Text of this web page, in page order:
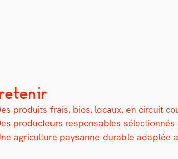
pro­duits frais, bios, locaux, en cir­cuit
pro­duc­teurs respon­s­ables sélec­tion­nés
agri­cul­ture paysanne durable adap­tée